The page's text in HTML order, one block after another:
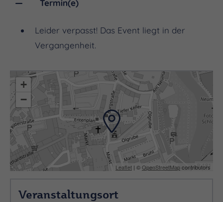
Termin(e)
Leider verpasst! Das Event liegt in der
Vergangenheit.
+
−
Leaflet | ©OpenStreetMapcontributors
Veranstaltungsort